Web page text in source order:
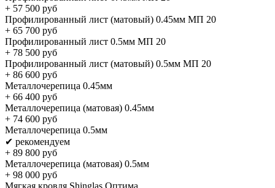
+ 57 500 руб
Профилированный лист (матовый) 0.45мм МП 20
+ 65 700 руб
Профилированный лист 0.5мм МП 20
+ 78 500 руб
Профилированный лист (матовый) 0.5мм МП 20
+ 86 600 руб
Металлочерепица 0.45мм
+ 66 400 руб
Металлочерепица (матовая) 0.45мм
+ 74 600 руб
Металлочерепица 0.5мм
✔ рекомендуем
+ 89 800 руб
Металлочерепица (матовая) 0.5мм
+ 98 000 руб
Мягкая кровля Shinglas Оптима